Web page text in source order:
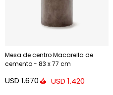
Mesa de centro Macarella de
cemento - 83 x 77 cm
USD 1.670 USD 1.420